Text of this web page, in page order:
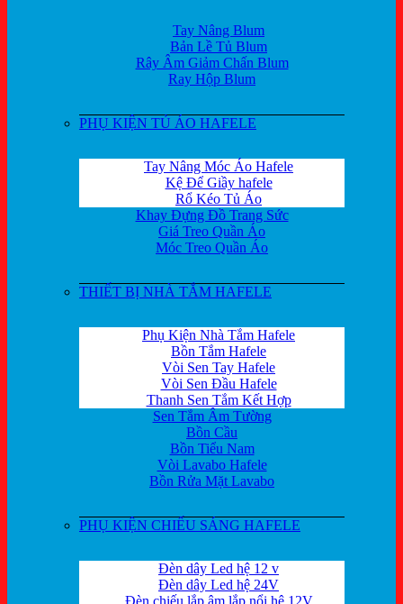
Tay Nâng Blum
Bản Lề Tủ Blum
Rây Âm Giảm Chấn Blum
Ray Hộp Blum
PHỤ KIỆN TỦ ÁO HAFELE
Tay Nâng Móc Áo Hafele
Kệ Để Giầy hafele
Rổ Kéo Tủ Áo
Khay Đựng Đồ Trang Sức
Giá Treo Quần Áo
Móc Treo Quần Áo
THIẾT BỊ NHÀ TẮM HAFELE
Phụ Kiện Nhà Tắm Hafele
Bồn Tắm Hafele
Vòi Sen Tay Hafele
Vòi Sen Đầu Hafele
Thanh Sen Tắm Kết Hợp
Sen Tắm Âm Tường
Bồn Cầu
Bồn Tiểu Nam
Vòi Lavabo Hafele
Bồn Rửa Mặt Lavabo
PHỤ KIỆN CHIẾU SÁNG HAFELE
Đèn dây Led hệ 12 v
Đèn dây Led hệ 24V
Đèn chiếu lắp âm lắp nổi hệ 12V